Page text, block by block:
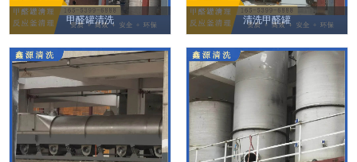
甲醛罐清洗 清洗甲醛罐